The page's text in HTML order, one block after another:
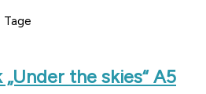
Tage
the skies“ A5